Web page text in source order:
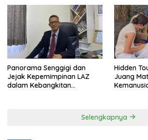
Panorama Senggigi dan
Jejak Kepemimpinan LAZ
dalam Kebangkitan
Hidden
Juang
Selengkapnya